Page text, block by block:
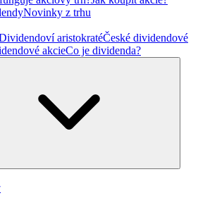
Novinky z trhu
aristokratéČeské dividendové
akcieCo je dividenda?